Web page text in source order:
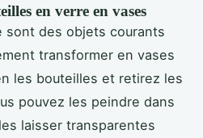
en verre en vases
sont des objets courants
transformer en vases
les bouteilles et retirez les
pouvez les peindre dans
laisser transparentes